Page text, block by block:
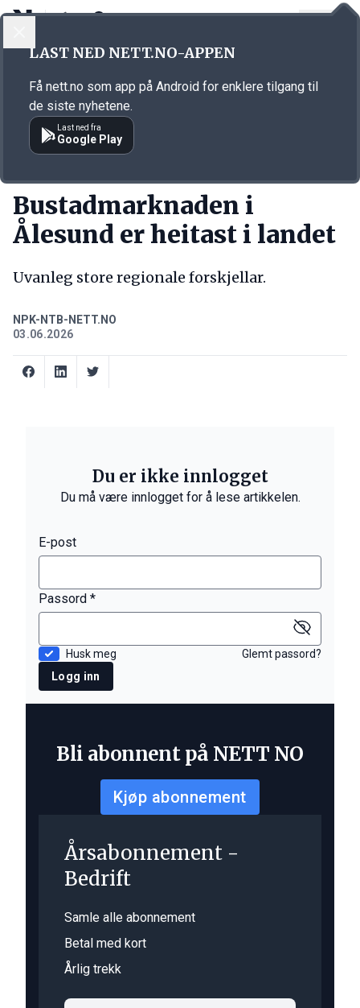
Annonsørinnhold
Bustadmarknaden i
Ålesund er heitast i landet
Uvanleg store regionale forskjellar.
NPK-NTB-NETT.NO
03.06.2026
Du er ikke innlogget
Du må være innlogget for å lese artikkelen.
E-post
Passord *
Husk meg
Glemt passord?
Logg inn
Bli abonnent på NETT NO
Kjøp abonnement
Årsabonnement -
Bedrift
Samle alle abonnement
Betal med kort
Årlig trekk
LAST NED NETT.NO-APPEN
Få nett.no som app på Android for enklere tilgang til
de siste nyhetene.
Last ned fra
Google Play